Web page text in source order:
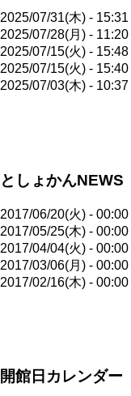
2025/07/31(木) - 15:31
2025/07/28(月) - 11:20
2025/07/15(火) - 15:48
2025/07/15(火) - 15:40
2025/07/03(木) - 10:37
送
としょかんNEWS
2017/06/20(火) - 00:00
2017/05/25(木) - 00:00
2017/04/04(火) - 00:00
2017/03/06(月) - 00:00
2017/02/16(木) - 00:00
送
開館日カレンダー